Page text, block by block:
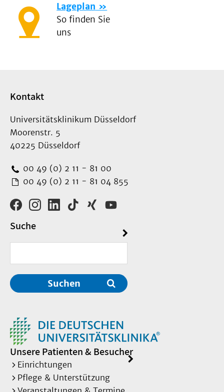
Lageplan
So finden Sie
uns
Kontakt
Universitätsklinikum Düsseldorf
Moorenstr. 5
40225 Düsseldorf
00 49 (0) 2 11 - 81 00
00 49 (0) 2 11 - 81 04 855
Suche
Suchen
Unsere Patienten & Besucher
Einrichtungen
Pflege & Unterstützung